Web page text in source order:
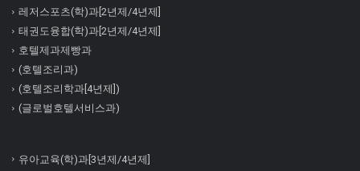
레저스포츠(학)과[2년제/4년제]
태권도융합(학)과[2년제/4년제]
호텔제과제빵과
(호텔조리과)
(호텔조리학과[4년제])
(글로벌호텔서비스과)
유아교육(학)과[3년제/4년제]